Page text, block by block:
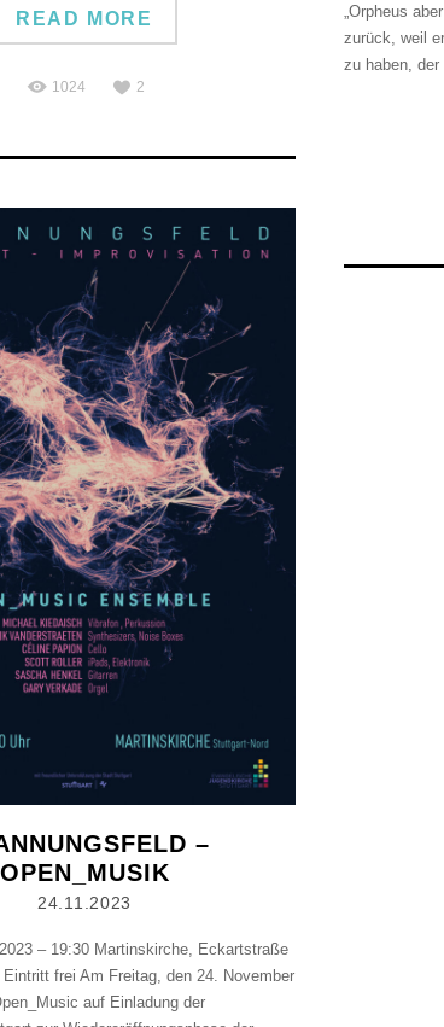
READ MORE
1024 2
„Orpheus
zurück, weil
zu haben, der
–
OPEN_MUSIK
24.11.2023
– 19:30 Martinskirche, Eckartstraße
frei Am Freitag, den 24. November
auf Einladung der